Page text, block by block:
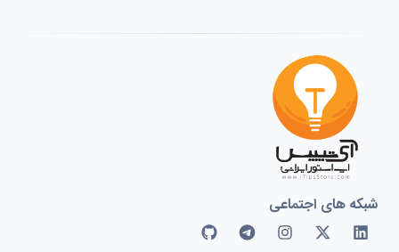
شبکه های اجتماعی